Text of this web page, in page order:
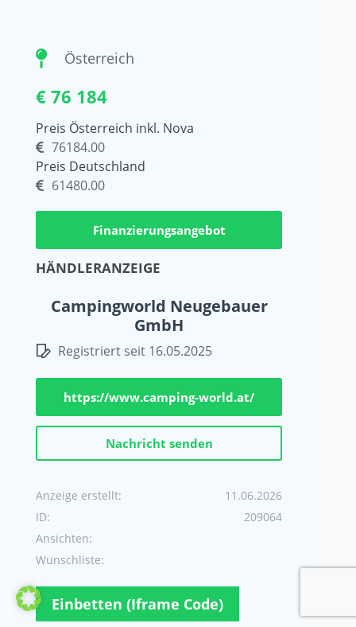
Österreich
€ 76 184
Preis Österreich inkl. Nova
76184.00
Preis Deutschland
61480.00
Finanzierungsangebot
HÄNDLERANZEIGE
Campingworld Neugebauer
GmbH
Registriert seit 16.05.2025
https://www.camping-world.at/
Nachricht senden
Anzeige erstellt:
11.06.2026
ID:
209064
Ansichten:
Wunschliste:
Einbetten (Iframe Code)